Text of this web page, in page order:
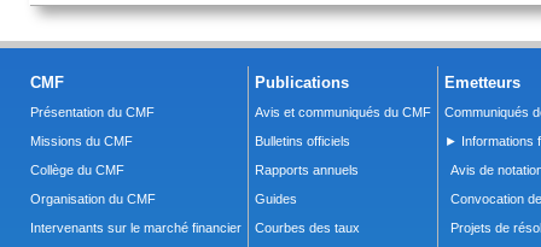
CMF
Présentation du CMF
Missions du CMF
Collège du CMF
Organisation du CMF
Intervenants sur le marché financier
Publications
Avis et communiqués du CMF
Bulletins officiels
Rapports annuels
Guides
Courbes des taux
Emetteurs
Communiqués
► Informations
Avis de
Convocation
Projets de